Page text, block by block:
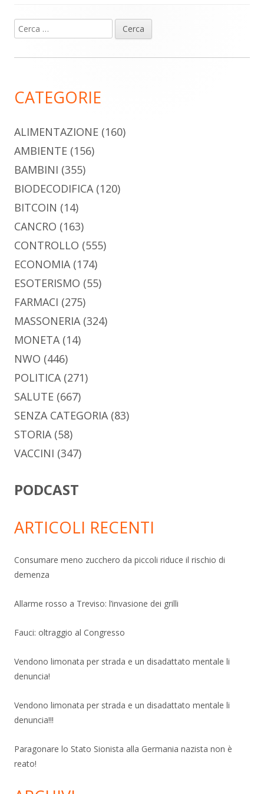
Barra
laterale
Ricerca
per:
CATEGORIE
ALIMENTAZIONE (160)
AMBIENTE (156)
BAMBINI (355)
BIODECODIFICA(120)
BITCOIN (14)
CANCRO (163)
CONTROLLO (555)
ECONOMIA(174)
ESOTERISMO (55)
FARMACI (275)
MASSONERIA(324)
MONETA(14)
NWO (446)
POLITICA(271)
SALUTE (667)
SENZA CATEGORIA(83)
STORIA(58)
VACCINI (347)
PODCAST
ARTICOLI RECENTI
Consumare meno zucchero da piccoli riduce il rischio di
demenza
Allarme rosso a Treviso: l’invasione dei grilli
Fauci: oltraggio al Congresso
Vendono limonata per strada e un disadattato mentale li
denuncia!
Vendono limonata per strada e un disadattato mentale li
denuncia!!!
Paragonare lo Stato Sionista alla Germania nazista non è
reato!